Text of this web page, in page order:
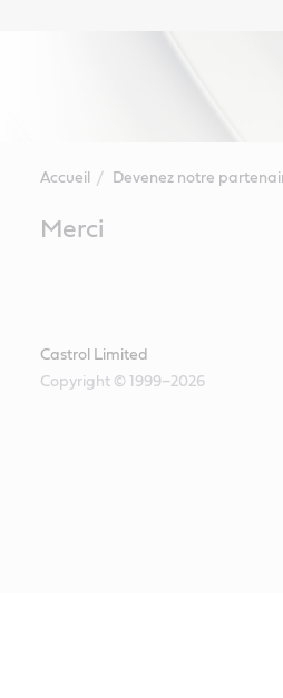
Accueil Devenez notre
ContentMerci
Castrol Limited
Copyright © 1999–2026